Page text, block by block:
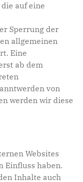
auf eine
Sperrung der
allgemeinen
Eine
ab dem
von
werden wir diese
Websites
Einfluss haben.
Inhalte auch